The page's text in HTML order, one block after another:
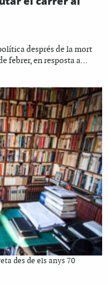
després de la mort
febrer, en resposta a...
des de els anys 70